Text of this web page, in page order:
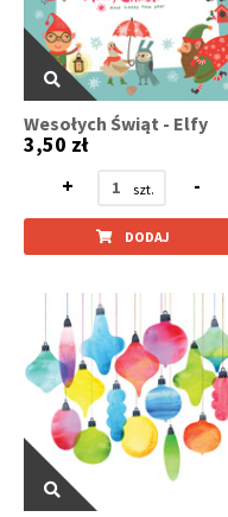
Wesołych Świąt - Elfy
3,50 zł
+
-
DODAJ